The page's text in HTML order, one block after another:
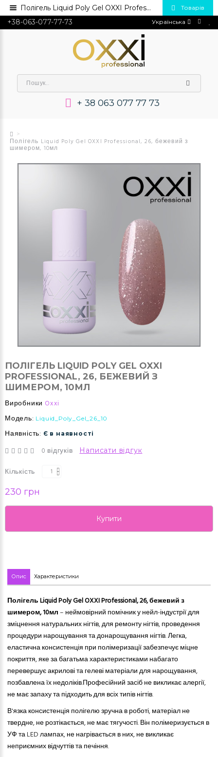
+38-063-077-77-73 Українська
+ 38 063 077 77 73
Товарів
Полігель Liquid Poly Gel OXXI Professional, 26, бежевий з
шимером, 10мл
ПОЛІГЕЛЬ LIQUID POLY GEL OXXI
PROFESSIONAL, 26, БЕЖЕВИЙ З
ШИМЕРОМ, 10МЛ
Виробники Oxxi
Модель: Liquid_Poly_Gel_26_10
Наявність: Є в наявності
0 відгуків Написати відгук
Кількість
230 грн
Купити
Опис Характеристики
Полігель Liquid Poly Gel OXXI Professional, 26, бежевий з
шимером, 10мл– неймовірний помічник у нейл-індустрії для
зміцнення натуральних нігтів, для ремонту нігтів, проведення
процедури нарощування та донарощування нігтів. Легка,
еластична консистенція при полімеризації забезпечує міцне
покриття, яке за багатьма характеристиками набагато
перевершує акрилові та гелеві матеріали для нарощування,
позбавлена ​​їх недоліків.Професійний засіб не викликає алергії,
не має запахутапідходить для всіх типів нігтів.
В'язка консистенція полігелю зручна в роботі, матеріал не
твердне, не розтікається, не має тягучості. Він полімеризується в
УФтаLED лампах, не нагрівається в них, не викликає
неприємних відчуттівтапечіння.
Полігель Liquid Poly Gel OXXI Professional, 26, 10мл💅 Купити в Україні опт та роздріб